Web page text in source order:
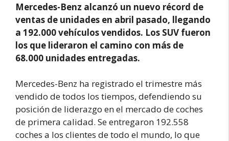
Mercedes-Benz alcanzó un nuevo récord de
ventas de unidades en abril pasado, llegando
a 192.000 vehículos vendidos. Los SUV fueron
los que lideraron el camino con más de
68.000 unidades entregadas.
Mercedes-Benz ha registrado el trimestre más
vendido de todos los tiempos, defendiendo su
posición de liderazgo en el mercado de coches
de primera calidad. Se entregaron 192.558
coches a los clientes de todo el mundo, lo que